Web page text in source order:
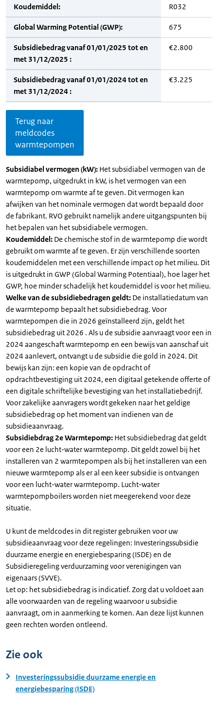
Koudemiddel: R032
Global Warming Potential (GWP): 675
Subsidiebedrag vanaf 01/01/2025 tot en
met 31/12/2025 :
€2.800
Subsidiebedrag vanaf 01/01/2024 tot en
met 31/12/2024 :
€3.225
Terug naar
meldcodes
warmtepompen
Subsidiabel vermogen (kW): Het subsidiabel vermogen van de
warmtepomp, uitgedrukt in kW, is het vermogen van een
warmtepomp om warmte af te geven. Dit vermogen kan
afwijken van het nominale vermogen dat wordt bepaald door
de fabrikant. RVO gebruikt namelijk andere uitgangspunten bij
het bepalen van het subsidiabele vermogen.
Koudemiddel: De chemische stof in de warmtepomp die wordt
gebruikt om warmte af te geven. Er zijn verschillende soorten
koudemiddelen met een verschillende impact op het milieu. Dit
is uitgedrukt in GWP (Global Warming Potentiaal), hoe lager het
GWP, hoe minder schadelijk het koudemiddel is voor het milieu.
Welke van de subsidiebedragen geldt: De installatiedatum van
de warmtepomp bepaalt het subsidiebedrag. Voor
warmtepompen die in 2026 geïnstalleerd zijn, geldt het
subsidiebedrag uit 2026 . Als u de subsidie aanvraagt voor een in
2024 aangeschaft warmtepomp en een bewijs van aanschaf uit
2024 aanlevert, ontvangt u de subsidie die gold in 2024. Dit
bewijs kan zijn: een kopie van de opdracht of
opdrachtbevestiging uit 2024, een digitaal getekende offerte of
een digitale schriftelijke bevestiging van het installatiebedrijf.
Voor zakelijke aanvragers wordt gekeken naar het geldige
subsidiebedrag op het moment van indienen van de
subsidieaanvraag.
Subsidiebdrag 2e Warmtepomp: Het subsidiebedrag dat geldt
voor een 2e lucht-water warmtepomp. Dit geldt zowel bij het
installeren van 2 warmtepompen als bij het installeren van een
nieuwe warmtepomp als er al een keer subsidie is ontvangen
voor een lucht-water warmtepomp. Lucht-water
warmtepompboilers worden niet meegerekend voor deze
situatie.
U kunt de meldcodes in dit register gebruiken voor uw
subsidieaanvraag voor deze regelingen: Investeringssubsidie
duurzame energie en energiebesparing (ISDE) en de
Subsidieregeling verduurzaming voor verenigingen van
eigenaars (SVVE).
Let op: het subsidiebedrag is indicatief. Zorg dat u voldoet aan
alle voorwaarden van de regeling waarvoor u subsidie
aanvraagt, om in aanmerking te komen. Aan deze lijst kunnen
geen rechten worden ontleend.
Zie ook
Investeringssubsidie duurzame energie en
energiebesparing (ISDE)